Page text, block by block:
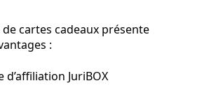
de cartes cadeaux présente
:
JuriBOX